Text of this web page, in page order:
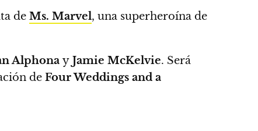
de Ms. Marvel, una superheroína de
Alphona y Jamie McKelvie. Será
de Four Weddings and a